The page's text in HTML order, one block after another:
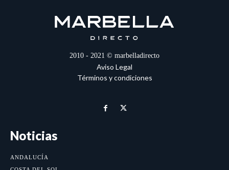
2010 - 2021 © marbelladirecto
Aviso Legal
Términos y condiciones
Noticias
ANDALUCÍA